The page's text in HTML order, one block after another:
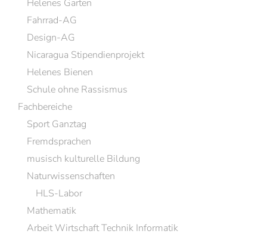
Helenes Garten
Fahrrad-AG
Design-AG
Nicaragua Stipendienprojekt
Helenes Bienen
Schule ohne Rassismus
Fachbereiche
Sport Ganztag
Fremdsprachen
musisch kulturelle Bildung
Naturwissenschaften
HLS-Labor
Mathematik
Arbeit Wirtschaft Technik Informatik